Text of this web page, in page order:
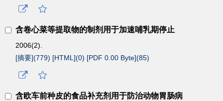
含卷心菜等提取物的制剂用于加速哺乳期停止
2006(2).
[摘要](779) [HTML](0) [PDF 0.00 Byte](85)
含欧车前种皮的食品补充剂用于防治动物胃肠病